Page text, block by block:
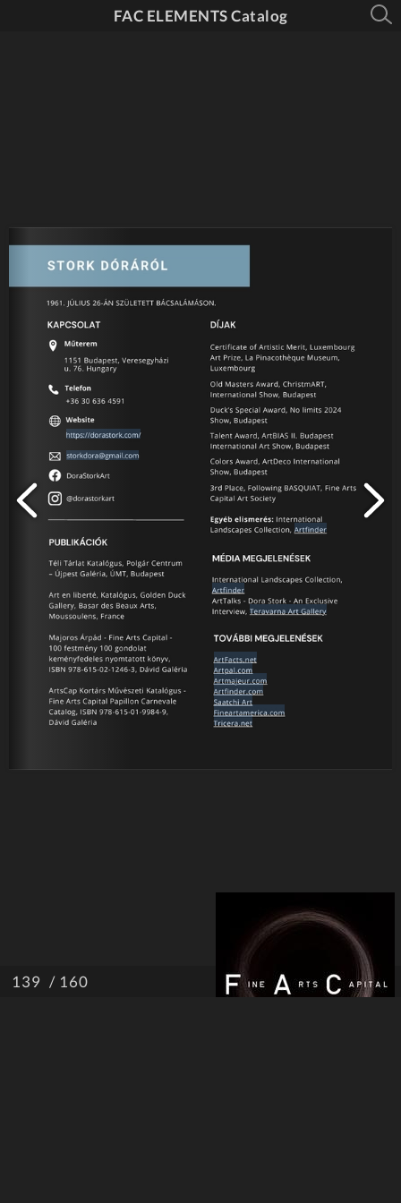
FAC ELEMENTS Catalog
/ 160